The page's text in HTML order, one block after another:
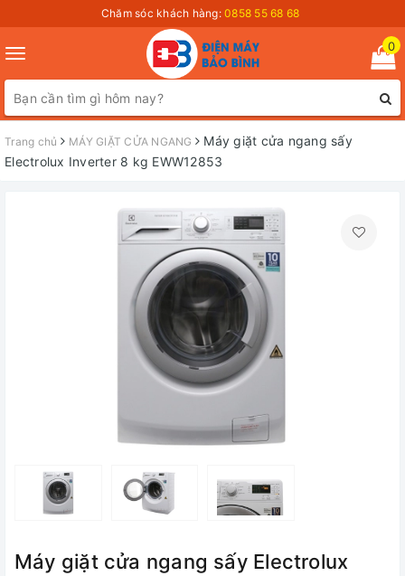
Chăm sóc khách hàng: 0858 55 68 68
Toggle
navigation
0
Trang chủ MÁY GIẶT CỬA NGANG
Máy giặt cửa ngang sấy
Electrolux Inverter 8 kg EWW12853
Máy giặt cửa ngang sấy Electrolux